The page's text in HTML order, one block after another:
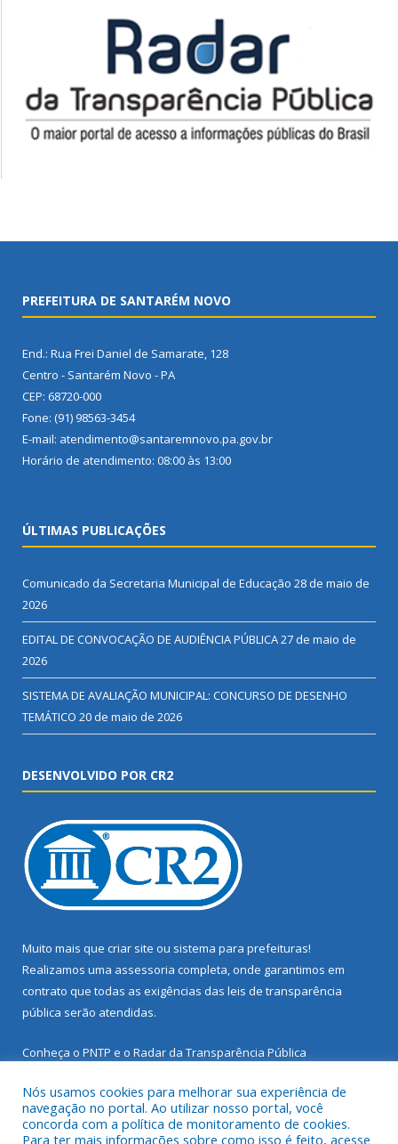
PREFEITURA DE SANTARÉM NOVO
End.: Rua Frei Daniel de Samarate, 128
Centro - Santarém Novo - PA
CEP: 68720-000
Fone: (91) 98563-3454
E-mail: atendimento@santaremnovo.pa.gov.br
Horário de atendimento: 08:00 às 13:00
ÚLTIMAS PUBLICAÇÕES
Comunicado da Secretaria Municipal de Educação 28 de maio de
2026
EDITAL DE CONVOCAÇÃO DE AUDIÊNCIA PÚBLICA27 de maio de
2026
SISTEMA DE AVALIAÇÃO MUNICIPAL: CONCURSO DE DESENHO
TEMÁTICO 20 de maio de 2026
DESENVOLVIDO POR CR2
Muito mais que criar site ou sistema para prefeituras!
Realizamos uma assessoria completa, onde garantimos em
contrato que todas as exigências das leis de transparência
pública serão atendidas.
Conheça o PNTP e o Radar da Transparência Pública
Nós usamos cookies para melhorar sua experiência de
navegação no portal. Ao utilizar nosso portal, você
concorda com a política de monitoramento de cookies.
Para ter mais informações sobre como isso é feito, acesse